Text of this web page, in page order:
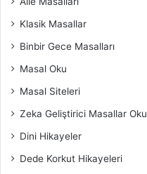
Klasik Masallar
Binbir Gece Masalları
Masal Oku
Masal Siteleri
Zeka Geliştirici Masallar Oku
Dini Hikayeler
Dede Korkut Hikayeleri